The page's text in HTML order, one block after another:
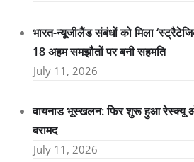
भारत-न्यूजीलैंड संबंधों को मिला
18 अहम समझौतों पर बनी सहमति
July 11, 2026
वायनाड भूस्खलन: फिर शुरू हुआ
बरामद
July 11, 2026